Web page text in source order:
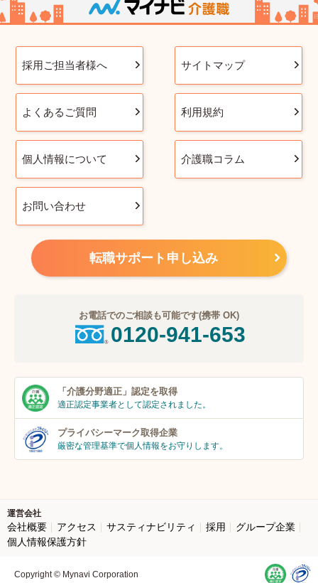
採用ご担当者様へ サイトマップ
よくあるご質問 利用規約
個人情報について 介護職コラム
お問い合わせ
転職サポート申し込み
お電話でのご相談も可能です(携帯 OK)
0120-941-653
「介護分野適正」 認定を取得
適正認定事業者として認定されました。
プライバシーマーク取得企業
厳密な管理基準で個人情報をお守りします。
運営会社
会社概要 アクセス サスティナビリティ 採用
グループ企業
個人情報保護方針
Copyright © Mynavi Corporation